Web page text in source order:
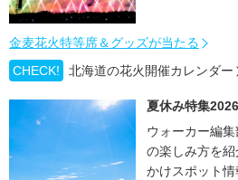
金麦花火特等席＆グッズが当たる
CHECK!
北海道の花火開催カレンダー
夏休み特集2026
ウォーカー編
の楽しみ方を
かけスポット情